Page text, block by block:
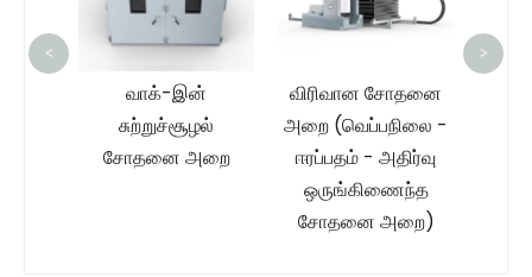
வாக்-இன்
சுற்றுச்சூழல்
சோதனை அறை
விரிவான சோதனை
அறை (வெப்பநிலை -
ஈரப்பதம் - அதிர்வு
ஒருங்கிணைந்த
சோதனை அறை)
< >